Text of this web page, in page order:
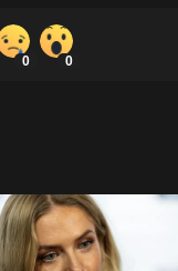
0 0